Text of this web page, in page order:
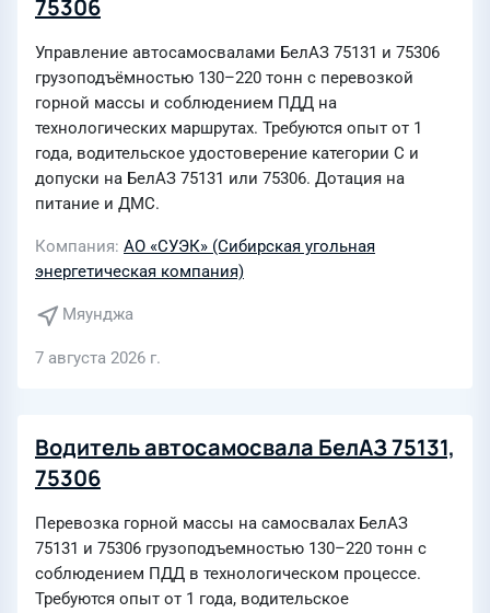
75306
Управление автосамосвалами БелАЗ 75131 и 75306
грузоподъёмностью 130–220 тонн с перевозкой
горной массы и соблюдением ПДД на
технологических маршрутах. Требуются опыт от 1
года, водительское удостоверение категории С и
допуски на БелАЗ 75131 или 75306. Дотация на
питание и ДМС.
Компания АО «СУЭК» (Сибирская угольная
энергетическая компания)
Мяунджа
7 августа 2026 г.
Водитель автосамосвала БелАЗ 75131,
75306
Перевозка горной массы на самосвалах БелАЗ
75131 и 75306 грузоподъемностью 130–220 тонн с
соблюдением ПДД в технологическом процессе.
Требуются опыт от 1 года, водительское